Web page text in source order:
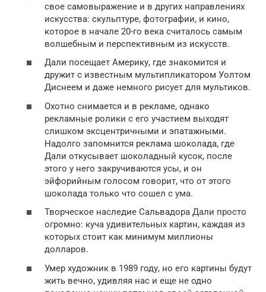
свое самовыражение и в других направлениях
искусства: скульптуре, фотографии, и кино,
которое в начале 20-го века считалось самым
волшебным и перспективным из искусств.
Дали посещает Америку, где знакомится и
дружит с известным мультипликатором Уолтом
Диснеем и даже немного рисует для мультиков.
Охотно снимается и в рекламе, однако
рекламные ролики с его участием выходят
слишком эксцентричными и эпатажными.
Надолго запомнится реклама шоколада, где
Дали откусывает шоколадный кусок, после
этого у него закручиваются усы, и он
эйфорийным голосом говорит, что от этого
шоколада только что сошел с ума.
Творческое наследие Сальвадора Дали просто
огромно: куча удивительных картин, каждая из
которых стоит как минимум миллионы
долларов.
Умер художник в 1989 году, но его картины будут
жить вечно, удивляя нас и еще не одно